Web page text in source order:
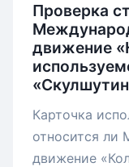
Проверка
движение
Карточка
относится
движение